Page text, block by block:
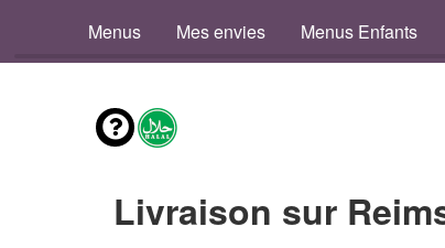
Menus Mes envies Menus Enfants
Livraison sur